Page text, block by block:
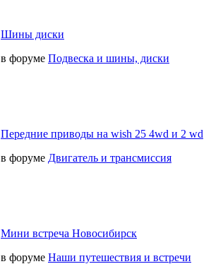
Шины диски
в форуме Подвеска и шины, диски
Передние приводы на wish 25 4wd и 2 wd
в форуме Двигатель и трансмиссия
Мини встреча Новосибирск
в форуме Наши путешествия и встречи